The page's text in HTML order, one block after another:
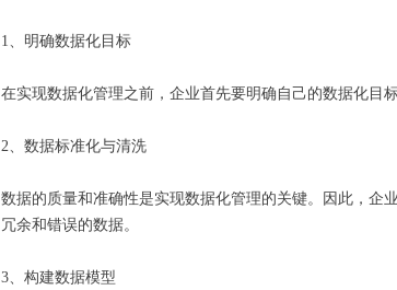
1、明确数据化目标
在实现数据化管理之前，企业首先要明确自己的数据化目
2、数据标准化与清洗
数据的质量和准确性是实现数据化管理的关键。因此，企
冗余和错误的数据。
3、构建数据模型